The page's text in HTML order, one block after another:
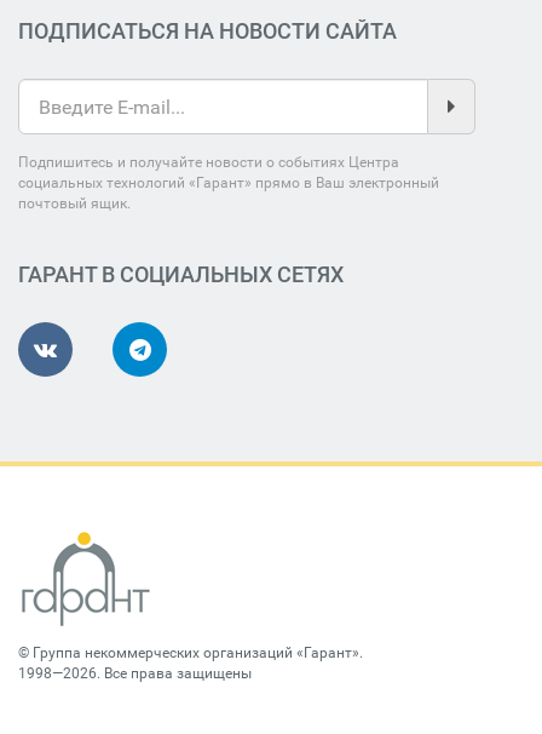
ПОДПИСАТЬСЯ НА НОВОСТИ САЙТА
Подпишитесь и получайте новости о событиях Центра
социальных технологий «Гарант» прямо в Ваш электронный
почтовый ящик.
ГАРАНТ В СОЦИАЛЬНЫХ СЕТЯХ
© Группа некоммерческих организаций «Гарант».
1998—2026. Все права защищены